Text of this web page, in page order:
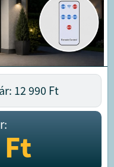
12 990 Ft
Ft